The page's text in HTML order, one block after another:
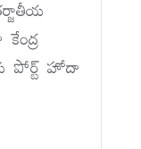
పోర్ట్‌ హోదా